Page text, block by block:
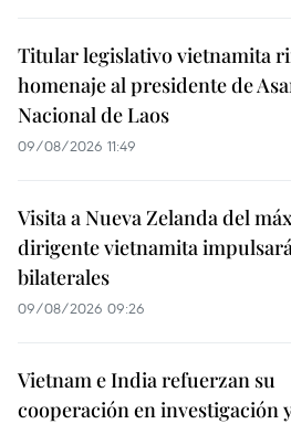
Titular legislativo vietnamita
homenaje al presidente de
Nacional de Laos
09/08/2026 11:49
Visita a Nueva Zelanda del
dirigente vietnamita
bilaterales
09/08/2026 09:26
Vietnam e India refuerzan su
cooperación en investigación